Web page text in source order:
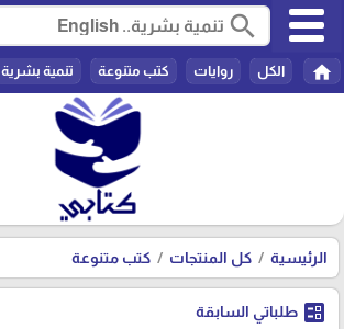
search
home الكل روايات كتب متنوعة تنمية بشرية
الرئيسية كل المنتجات كتب متنوعة
ballot طلباتي السابقة